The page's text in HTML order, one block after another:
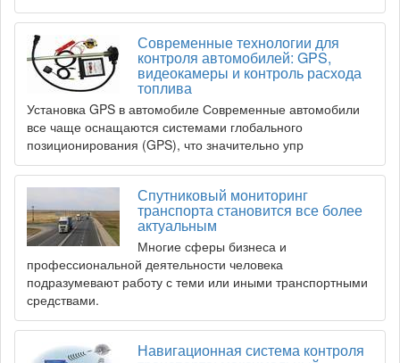
Современные технологии для
контроля автомобилей: GPS,
видеокамеры и контроль расхода
топлива
Установка GPS в автомобиле Современные автомобили
все чаще оснащаются системами глобального
позиционирования (GPS), что значительно упр
Спутниковый мониторинг
транспорта становится все более
актуальным
Многие сферы бизнеса и
профессиональной деятельности человека
подразумевают работу с теми или иными транспортными
средствами.
Навигационная система контроля